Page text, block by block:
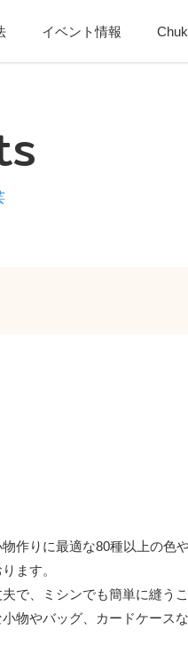
イベント情報
作りに最適な80種以上の色
ます。
で、ミシンでも簡単に縫うこ
物やバッグ、カードケース